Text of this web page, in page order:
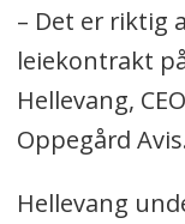
– Det er riktig
leiekontrakt
Hellevang,
Oppegård
Hellevang